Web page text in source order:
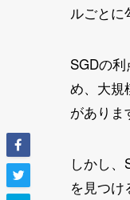
ルごとに
SGDの
め、大規
がありま
しかし
を見つ